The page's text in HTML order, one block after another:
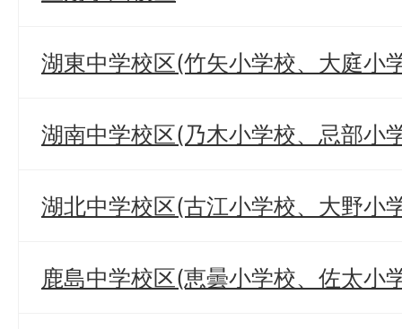
湖東中学校区(竹矢小学校、大庭小
湖南中学校区(乃木小学校、忌部小
湖北中学校区(古江小学校、大野小
鹿島中学校区(恵曇小学校、佐太小